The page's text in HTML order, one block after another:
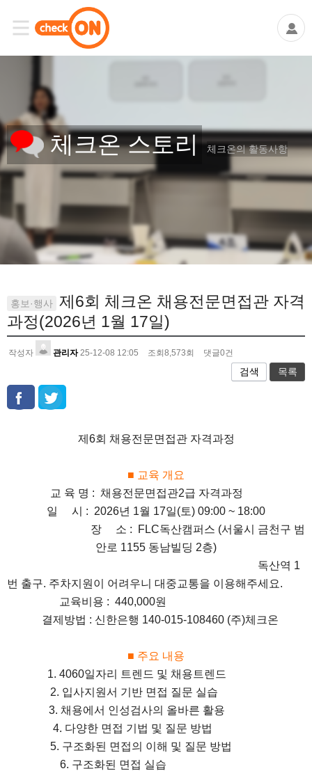
체크온 스토리 체크온의 활동사항
홍보·행사 제6회 체크온 채용전문면접관 자격
과정(2026년 1월 17일)
작성자 관리자 25-12-08 12:05 조회 8,573회 댓글0건
검색 목록
제6회 채용전문면접관 자격과정
■ 교육 개요
교 육 명 : 채용전문면접관2급 자격과정
일 시 : 2026년 1월 17일(토) 09:00 ~ 18:00
장 소 : FLC독산캠퍼스 (서울시 금천구 범
안로 1155 동남빌딩 2층)
독산역 1
번 출구. 주차지원이 어려우니 대중교통을 이용해주세요.
교육비용 : 440,000원
결제방법 : 신한은행 140-015-108460 (주)체크온
■ 주요 내용
1. 4060일자리 트렌드 및 채용트렌드
2. 입사지원서 기반 면접 질문 실습
3. 채용에서 인성검사의 올바른 활용
4. 다양한 면접 기법 및 질문 방법
5. 구조화된 면접의 이해 및 질문 방법
6. 구조화된 면접 실습